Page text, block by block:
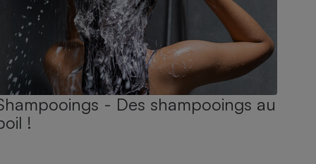
- Des shampooings au
!